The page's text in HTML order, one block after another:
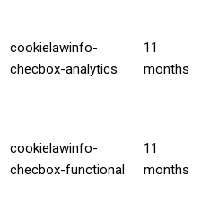
cookielawinfo-
checbox-analytics
11
months
cookielawinfo-
checbox-functional
11
months